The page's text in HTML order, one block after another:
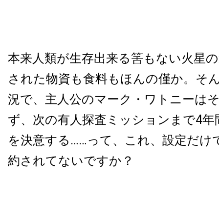
本来人類が生存出来る筈もない火星
された物資も食料もほんの僅か。そ
況で、主人公のマーク・ワトニーは
ず、次の有人探査ミッションまで4
を決意する……って、これ、設定だけ
約されてないですか？